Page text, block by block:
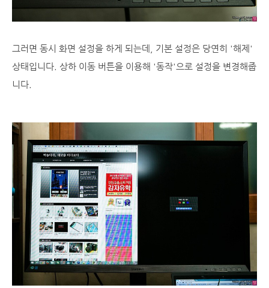
그러면 동시 화면 설정을 하게 되는데, 기본 설정은 당연히 '해제'
상태입니다. 상하 이동 버튼을 이용해 '동작'으로 설정을 변경해줍
니다.